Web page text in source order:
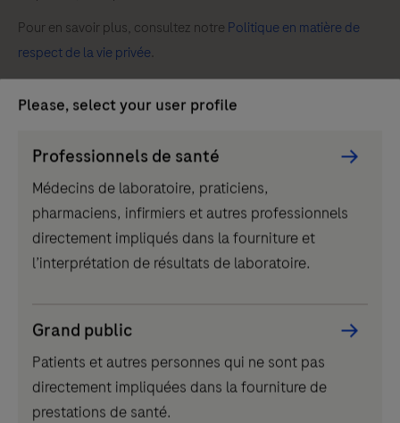
Pour en savoir plus, consultez notre Politique en matière de
respect de la vie privée.
marketing, merci de cliquer sur "désinscription
Sire JM, et al. Comparative RNA quantification of HIV-1
Time HIV-1 PCR assays. J Acquir Immune Defic Syndr.
2011;56: 239-
243. DOI: 10.1097/QAI.0b013e3182099891
Please, select your user profile
Picker
component
Professionnels de santé
Médecins de laboratoire, praticiens,
pharmaciens, infirmiers et autres professionnels
directement impliqués dans la fourniture et
l’interprétation de résultats de laboratoire.
Grand public
Patients et autres personnes qui ne sont pas
directement impliquées dans la fourniture de
prestations de santé.